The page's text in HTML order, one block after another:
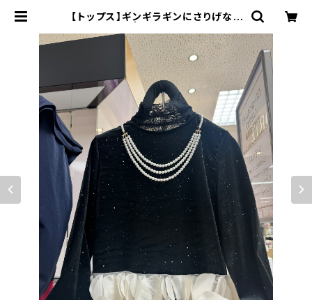
【トップス】ギンギラギンにさりげなく